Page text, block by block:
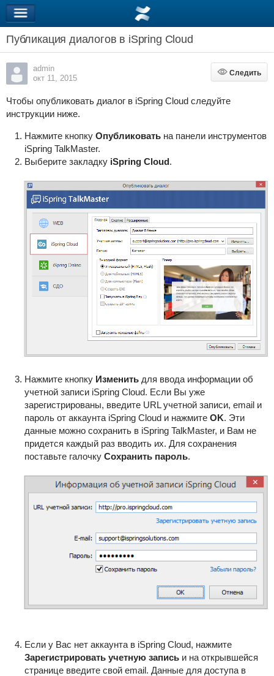
Публикация диалогов в iSpring Cloud
admin
окт 11, 2015
Следить
Следить
Чтобы опубликовать диалог в iSpring Cloud следуйте
инструкции ниже.
Нажмите кнопку Опубликоватьна панели инструментов
iSpring TalkMaster.
Выберите закладку iSpring Cloud.
Нажмите кнопку Изменитьдля ввода информации об
учетной записи iSpring Cloud. Если Вы уже
зарегистрированы, введите URL учетной записи, email и
пароль от аккаунта iSpring Cloud и нажмите OK. Эти
данные можно сохранить в iSpring TalkMaster, и Вам не
придется каждый раз вводить их. Для сохранения
поставьте галочку Сохранить пароль.
Если у Вас нет аккаунта в iSpring Cloud, нажмите
Зарегистрировать учетную записьи на открывшейся
странице введите свой email. Данные для доступа в